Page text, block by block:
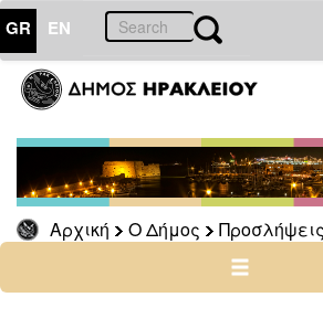
GR EN
Αρχική Ο Δήμος Προσλήψεις
ΔΗΜΟΣ
Προσλήψεις
Αρχείο
2026
2025